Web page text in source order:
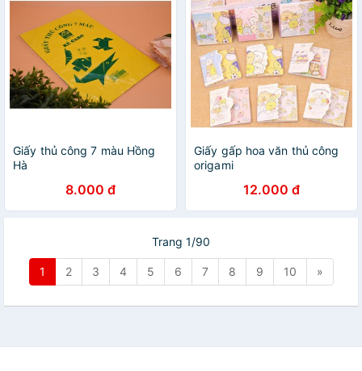
Giấy thủ công 7 màu Hồng
Hà
8.000 đ
Giấy gấp hoa văn thủ công
origami
12.000 đ
Trang 1/90
1 2 3 4 5 6 7 8 9 10 »